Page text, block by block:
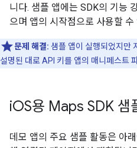
니다. 샘플 앱에는 SDK의 기능
으며 앱의 시작점으로 사용할 수
문제 해결: 샘플 앱이 실행되었지만
설명된 대로 API 키를 앱의 매니페스트
iOS용 Maps SDK 샘
데모 앱의 주요 샘플 활동은 아